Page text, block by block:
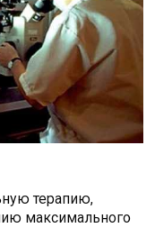
терапию,
максимального